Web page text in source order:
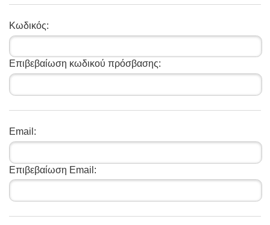
Κωδικός:
Επιβεβαίωση κωδικού πρόσβασης:
Email:
Επιβεβαίωση Email: